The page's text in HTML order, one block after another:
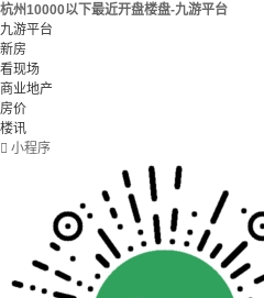
杭州10000以下最近开盘楼盘-九游平台
九游平台
新房
看现场
商业地产
房价
楼讯
 小程序